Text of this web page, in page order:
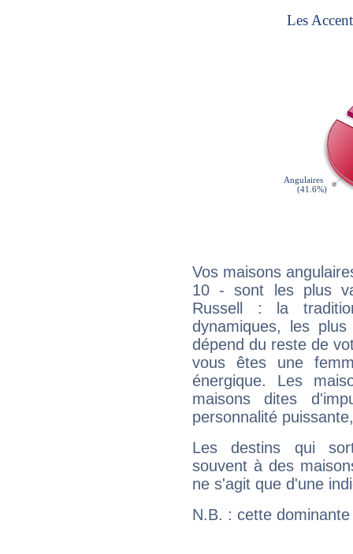
Vos maisons
10 - sont les plus
Russell : la
dynamiques, les
dépend du reste de
vous êtes une
énergique. Les
maisons dites
personnalité
Les destins qui
souvent à des
ne s'agit que d'une
N.B. : cette